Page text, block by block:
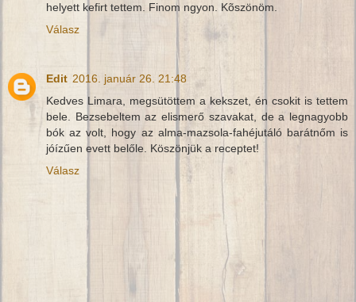
helyett kefirt tettem. Finom ngyon. Kõszönöm.
Válasz
Edit 2016. január 26. 21:48
Kedves Limara, megsütöttem a kekszet, én csokit is tettem
bele. Bezsebeltem az elismerő szavakat, de a legnagyobb
bók az volt, hogy az alma-mazsola-fahéjutáló barátnőm is
jóízűen evett belőle. Köszönjük a receptet!
Válasz